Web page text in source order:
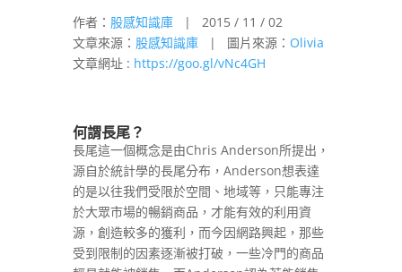
作者： 股感知識庫| 2015 / 11 / 02
文章來源： 股感知識庫| 圖片來源： Olivia
文章網址 : https://goo.gl/vNc4GH
何謂長尾？
長尾這一個概念是由Chris Anderson所提出，
源自於統計學的長尾分布，Anderson想表達
的是以往我們受限於空間、地域等，只能專注
於大眾市場的暢銷商品，才能有效的利用資
源，創造較多的獲利，而今因網路興起，那些
受到限制的因素逐漸被打破，一些冷門的商品